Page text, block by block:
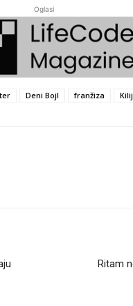
Oglasi
Deni Bojl franžiza
Ritam